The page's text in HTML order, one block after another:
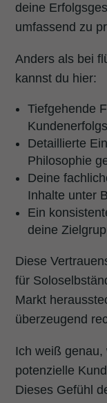
deine
umfassend zu
Anders als bei
kannst du hier:
Tiefgehende
Detaillierte
Philosophie
Deine
Inhalte unter
Ein
deine
Diese
für
Markt
überzeugend
Ich weiß genau,
potenzielle
Dieses Gefühl